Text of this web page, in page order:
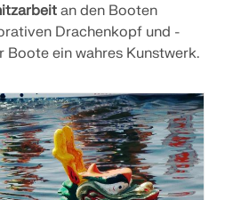
Infos
fachkundig helfen lassen.
Contract Pro profitieren Sie
E-Mail-Support,
Studenten gratis
profitieren bereits von
Sie während Ihres
Support.
ERHALTEN
stehen Ihnen
Herausforderungen
VERBINDUNG TRETEN
Traumjob
weltweit führenden Anbieters
an den Booten
Drachenkopf und -
Boote ein wahres Kunstwerk.